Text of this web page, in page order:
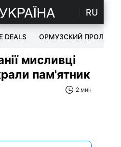
RU
DEALS ОРМУЗСКИЙ ПРОЛИВ
мисливці
пам'ятник
2 мин